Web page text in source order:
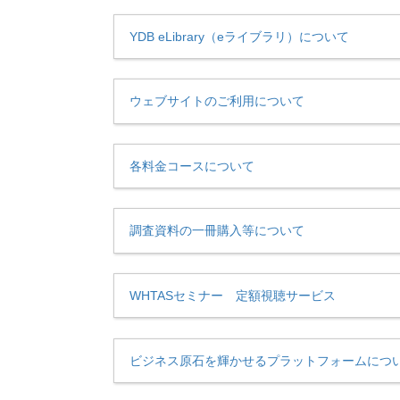
YDB eLibrary（eライブラリ）について
ウェブサイトのご利用について
各料金コースについて
調査資料の一冊購入等について
WHTASセミナー 定額視聴サービス
ビジネス原石を輝かせるプラットフォームにつ